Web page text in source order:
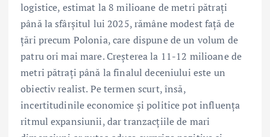
logistice, estimat la 8 milioane de metri pătrați
până la sfârșitul lui 2025, rămâne modest față de
țări precum Polonia, care dispune de un volum de
patru ori mai mare. Creșterea la 11-12 milioane de
metri pătrați până la finalul deceniului este un
obiectiv realist. Pe termen scurt, însă,
incertitudinile economice și politice pot influența
ritmul expansiunii, dar tranzacțiile de mari